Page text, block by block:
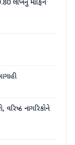
લાખનું મોર્ફિન
નાગરિકોને